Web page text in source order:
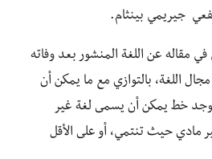
جيريمي بينثام.
مقاله عن اللغة المنشور بعد وفاته
مجال اللغة، بالتوازي مع ما يمكن أن
يوجد خط يمكن أن يسمى لغة غير
مادي حيث تنتمي، أو على الأقل